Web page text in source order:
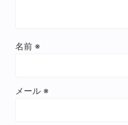
名前 ※
メール ※